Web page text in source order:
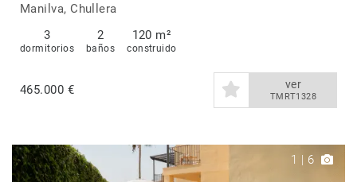
Manilva, Chullera
3
dormitorios
2
baños
120 m²
construido
465.000 € ver
TMRT1328
1 | 6